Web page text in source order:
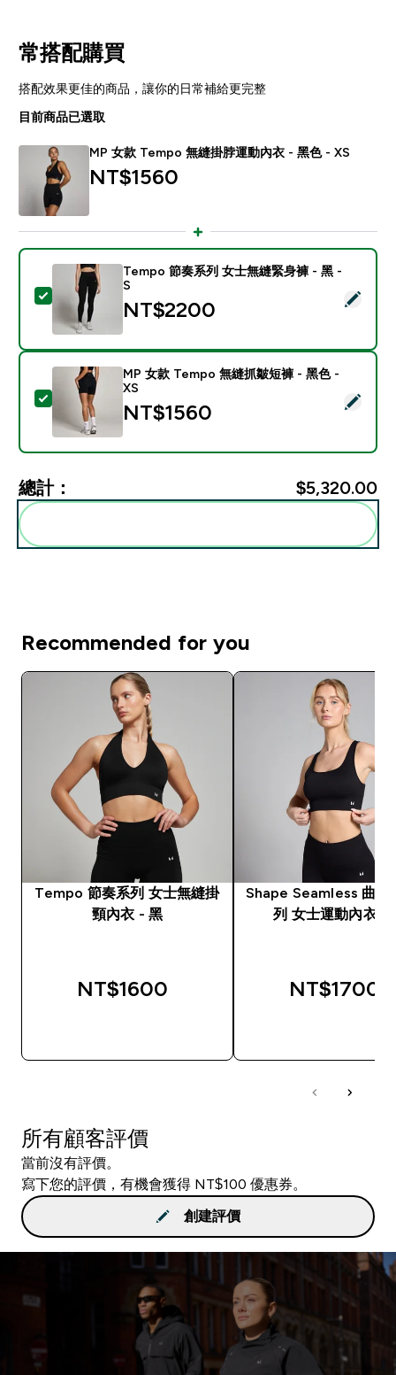
常搭配購買
搭配效果更佳的商品，讓你的日常補給更完整
目前商品已選取
MP 女款 Tempo 無縫掛脖運動內衣 - 黑色 - XS
NT$1560‎
選取此商品 - Tempo 節奏系列 女士無縫緊身褲 - 黑 - S
Tempo 節奏系列 女士無縫緊身褲 - 黑 -
S
NT$2200‎
選取此商品 - MP 女款 Tempo 無縫抓皺短褲 - 黑色 - XS
MP 女款 Tempo 無縫抓皺短褲 - 黑色 -
XS
NT$1560‎
總計： $5,320.00‎
Recommended for you
Tempo 節奏系列 女士無縫掛
頸內衣 - 黑
NT$1600‎
Shape Seamless 曲線
列 女士運動內衣 -
NT$1700‎
所有顧客評價
當前沒有評價。
寫下您的評價，有機會獲得 NT$100 優惠券。
創建評價